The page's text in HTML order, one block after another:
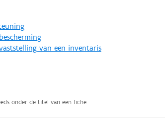
van een inventaris
onder de titel van een fiche.